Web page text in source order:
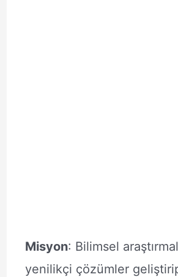
Misyon: Bilimsel
yenilikçi çözümler